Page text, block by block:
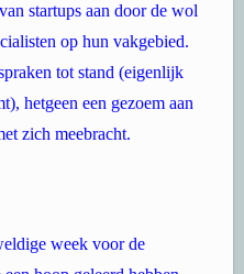
startups aan door de wol
op hun vakgebied.
tot stand (eigenlijk
hetgeen een gezoem aan
zich meebracht.
week voor de